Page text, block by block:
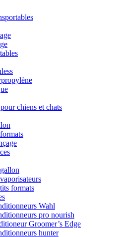
chiens et chats
formats
Wahl
pro nourish
Groomer’s Edge
hunter